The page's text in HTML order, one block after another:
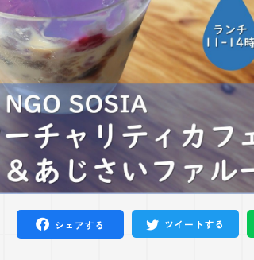
シェアする ツイートする